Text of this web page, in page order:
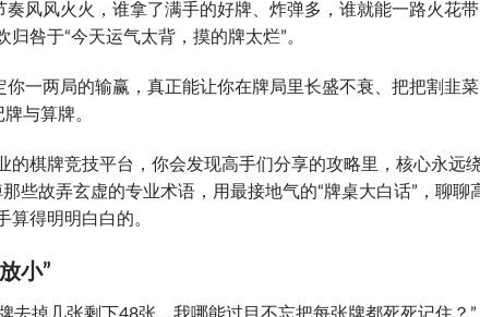
奏风风火火，谁拿了满手的好牌、炸弹多，谁就能一路火花
咎于“今天运气太背，摸的牌太烂”。
你一两局的输赢，真正能让你在牌局里长盛不衰、把把割韭菜
与算牌。
的棋牌竞技平台，你会发现高手们分享的攻略里，核心永远
些故弄玄虚的专业术语，用最接地气的“牌桌大白话”，聊聊
算得明明白白的。
小”